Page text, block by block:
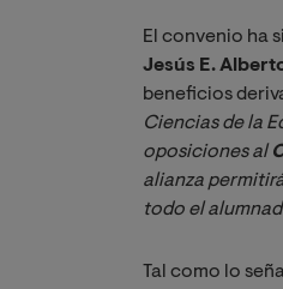
El convenio ha
Jesús E.
beneficios
Ciencias de la
oposiciones al
alianza
todo el
Tal como lo